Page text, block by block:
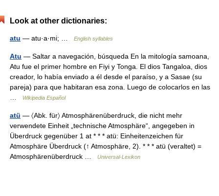
Look at other dictionaries:
atu — atu·a·mi; … English syllables
Atu — Saltar a navegación, búsqueda En la mitología samoana,
Atu fue el primer hombre en Fiyi y Tonga. El dios Tangaloa, dios
creador, lo había enviado a él desde el paraíso, y a Sasae (su
pareja) para que habitaran esa zona. Luego de colocarlos en las
…
Wikipedia Español
atü — 〈Abk. für〉 Atmosphärenüberdruck, die nicht mehr
verwendete Einheit „technische Atmosphäre“, angegeben in
Überdruck gegenüber 1 at * * * atü: Einheitenzeichen für
Atmosphäre Überdruck (↑ Atmosphäre, 2). * * * atü (veraltet) =
Atmosphärenüberdruck …
Universal-Lexikon